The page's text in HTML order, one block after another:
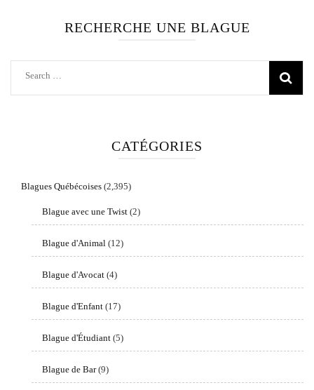
RECHERCHE UNE BLAGUE
Search
CATÉGORIES
Blagues Québécoises (2,395)
Blague avec une Twist (2)
Blague d'Animal (12)
Blague d'Avocat (4)
Blague d'Enfant (17)
Blague d'Étudiant (5)
Blague de Bar(9)